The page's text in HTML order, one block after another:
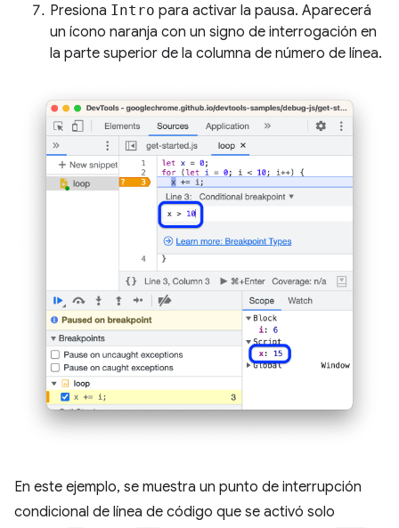
Presiona Intro para activar la pausa. Aparecerá
un ícono naranja con un signo de interrogación en
la parte superior de la columna de número de línea.
En este ejemplo, se muestra un punto de interrupción
condicional de línea de código que se activó solo